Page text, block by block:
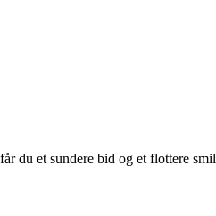
du et sundere bid og et flottere smil